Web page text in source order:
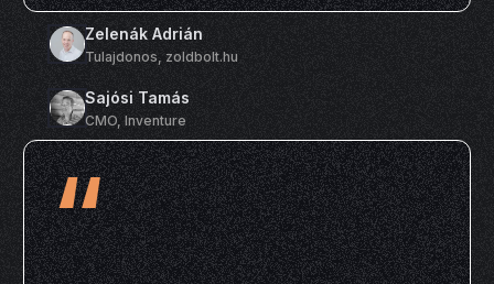
Zelenák Adrián
Tulajdonos, zoldbolt.hu
Sajósi Tamás
CMO, Inventure
“